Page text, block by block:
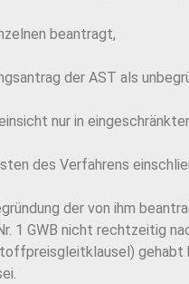
beantragt,
der AST als
nur in
des Verfahrens
der von ihm
1 GWB nicht rechtzeitig
gehabt